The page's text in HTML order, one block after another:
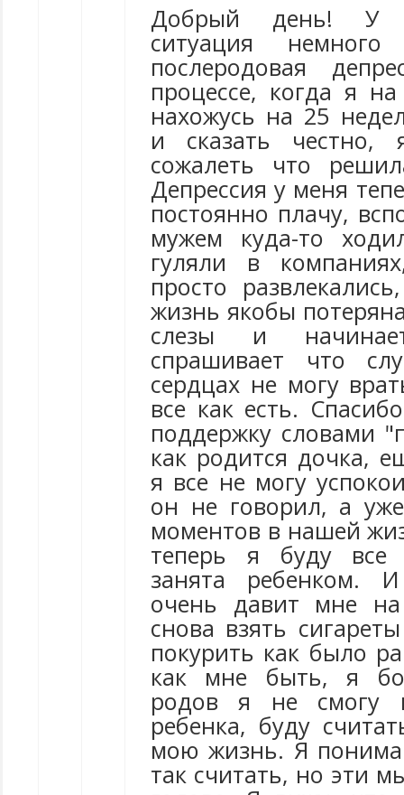
Добрый день! У
ситуация
послеродовая
процессе, когда я
нахожусь на 25
и сказать
сожалеть что
Депрессия у меня
постоянно плачу,
мужем куда-то
гуляли в
просто
жизнь якобы
слезы и
спрашивает что
сердцах не могу
все как есть.
поддержку словами
как родится дочка,
я все не могу
он не говорил, а
моментов в нашей
теперь я буду все
занята ребенком.
очень давит мне
снова взять
покурить как было
как мне быть, я
родов я не смогу
ребенка, буду
мою жизнь. Я
так считать, но эти